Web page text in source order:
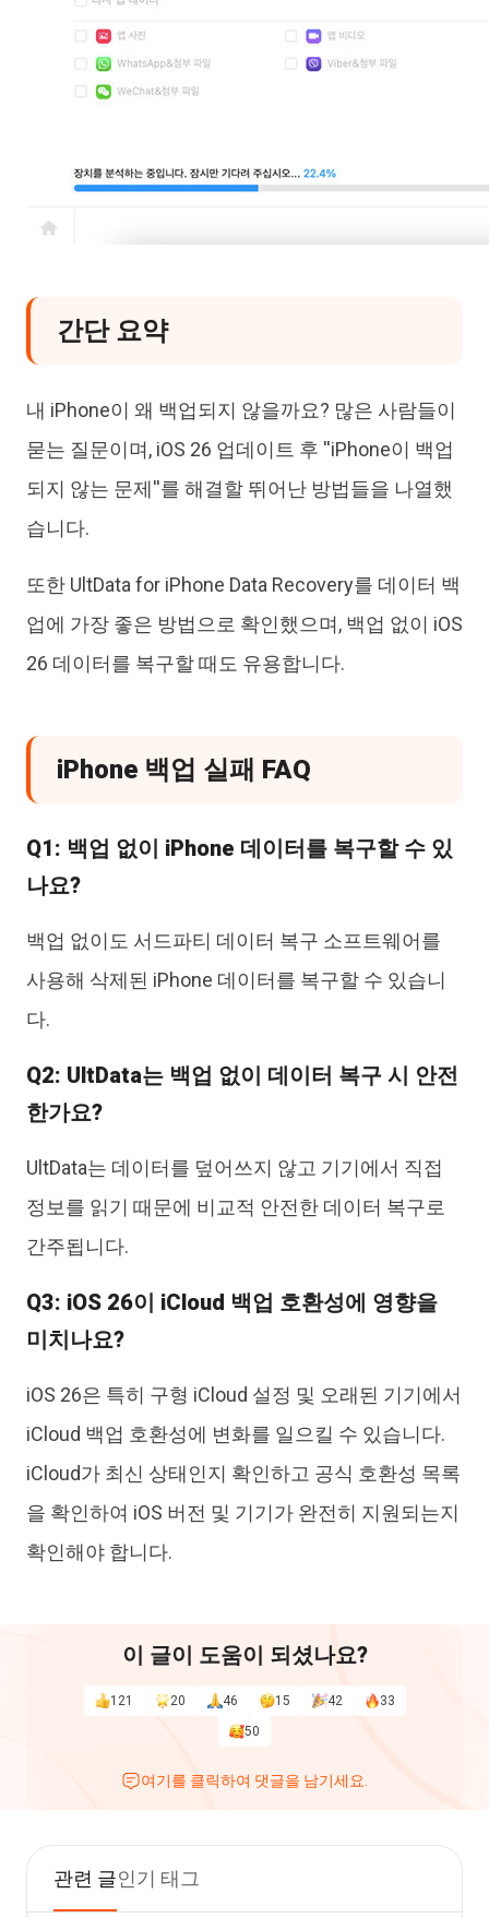
간단 요약
내 iPhone이 왜 백업되지 않을까요? 많은 사람들이
묻는 질문이며, iOS 26 업데이트 후 ''iPhone이 백업
되지 않는 문제''를 해결할 뛰어난 방법들을 나열했
습니다.
또한 UltData for iPhone Data Recovery를 데이터 백
업에 가장 좋은 방법으로 확인했으며, 백업 없이 iOS
26 데이터를 복구할 때도 유용합니다.
iPhone 백업 실패 FAQ
Q1: 백업 없이 iPhone 데이터를 복구할 수 있
나요?
백업 없이도 서드파티 데이터 복구 소프트웨어를
사용해 삭제된 iPhone 데이터를 복구할 수 있습니
다.
Q2: UltData는 백업 없이 데이터 복구 시 안전
한가요?
UltData는 데이터를 덮어쓰지 않고 기기에서 직접
정보를 읽기 때문에 비교적 안전한 데이터 복구로
간주됩니다.
Q3: iOS 26이 iCloud 백업 호환성에 영향을
미치나요?
iOS 26은 특히 구형 iCloud 설정 및 오래된 기기에서
iCloud 백업 호환성에 변화를 일으킬 수 있습니다.
iCloud가 최신 상태인지 확인하고 공식 호환성 목록
을 확인하여 iOS 버전 및 기기가 완전히 지원되는지
확인해야 합니다.
이 글이 도움이 되셨나요?
121 20 46 15 42
33
50
여기를 클릭하여 댓글을 남기세요.
관련 글인기 태그